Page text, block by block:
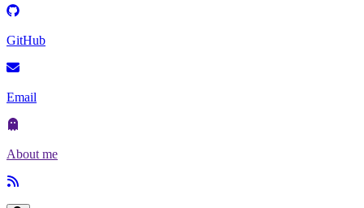
GitHub
Email
About me